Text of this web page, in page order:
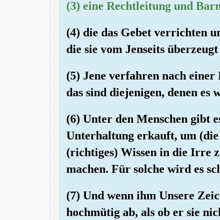
(3) eine Rechtleitung und
(4) die das Gebet verrichten
die sie vom Jenseits
(5) Jene verfahren nach
das sind diejenigen, denen es
(6) Unter den Menschen gibt
Unterhaltung erkauft, um (die
(richtiges) Wissen in die Irre
machen. Für solche wird es
(7) Und wenn ihm Unsere
hochmütig ab, als ob er sie